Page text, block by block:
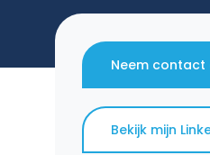
Neem contact
Bekijk mijn